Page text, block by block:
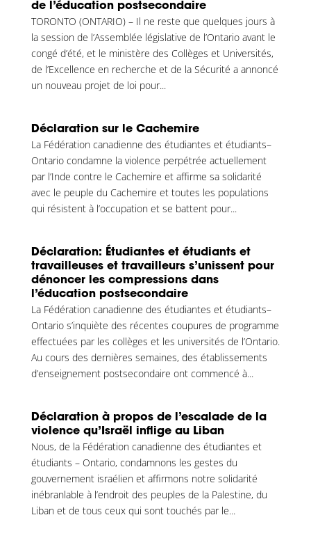
de l’éducation postsecondaire
TORONTO (ONTARIO) – Il ne reste que quelques jours à
la session de l’Assemblée législative de l’Ontario avant le
congé d’été, et le ministère des Collèges et Universités,
de l’Excellence en recherche et de la Sécurité a annoncé
un nouveau projet de loi pour...
Déclaration sur le Cachemire
La Fédération canadienne des étudiantes et étudiants–
Ontario condamne la violence perpétrée actuellement
par l’Inde contre le Cachemire et affirme sa solidarité
avec le peuple du Cachemire et toutes les populations
qui résistent à l’occupation et se battent pour...
Déclaration: Étudiantes et étudiants et
travailleuses et travailleurs s’unissent pour
dénoncer les compressions dans
l’éducation postsecondaire
La Fédération canadienne des étudiantes et étudiants–
Ontario s’inquiète des récentes coupures de programme
effectuées par les collèges et les universités de l’Ontario.
Au cours des dernières semaines, des établissements
d’enseignement postsecondaire ont commencé à...
Déclaration à propos de l’escalade de la
violence qu’Israël inflige au Liban
Nous, de la Fédération canadienne des étudiantes et
étudiants – Ontario, condamnons les gestes du
gouvernement israélien et affirmons notre solidarité
inébranlable à l’endroit des peuples de la Palestine, du
Liban et de tous ceux qui sont touchés par le...